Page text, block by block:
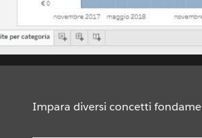
Impara diversi concetti